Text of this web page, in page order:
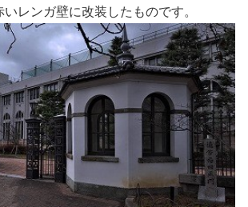
レンガ壁に改装したものです。